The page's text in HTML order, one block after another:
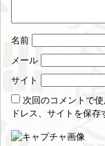
名前
メール
サイト
次回のコメントで
ドレス、サイトを保存